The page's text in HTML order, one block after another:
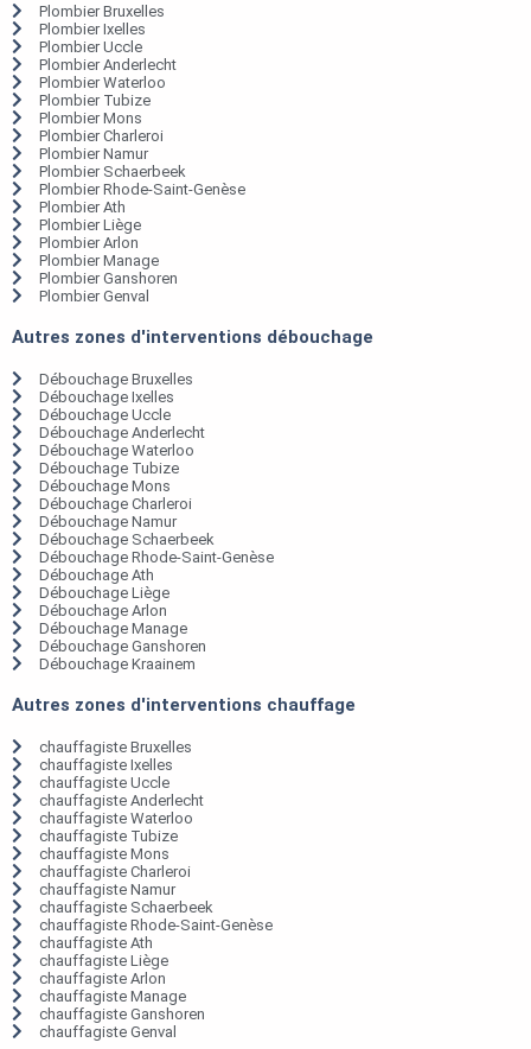
Plombier Bruxelles
Plombier Ixelles
Plombier Uccle
Plombier Anderlecht
Plombier Waterloo
Plombier Tubize
Plombier Mons
Plombier Charleroi
Plombier Namur
Plombier Schaerbeek
Plombier Rhode-Saint-Genèse
Plombier Ath
Plombier Liège
Plombier Arlon
Plombier Manage
Plombier Ganshoren
Plombier Genval
Autres zones d'interventions débouchage
Débouchage Bruxelles
Débouchage Ixelles
Débouchage Uccle
Débouchage Anderlecht
Débouchage Waterloo
Débouchage Tubize
Débouchage Mons
Débouchage Charleroi
Débouchage Namur
Débouchage Schaerbeek
Débouchage Rhode-Saint-Genèse
Débouchage Ath
Débouchage Liège
Débouchage Arlon
Débouchage Manage
Débouchage Ganshoren
Débouchage Kraainem
Autres zones d'interventions chauffage
chauffagiste Bruxelles
chauffagiste Ixelles
chauffagiste Uccle
chauffagiste Anderlecht
chauffagiste Waterloo
chauffagiste Tubize
chauffagiste Mons
chauffagiste Charleroi
chauffagiste Namur
chauffagiste Schaerbeek
chauffagiste Rhode-Saint-Genèse
chauffagiste Ath
chauffagiste Liège
chauffagiste Arlon
chauffagiste Manage
chauffagiste Ganshoren
chauffagiste Genval